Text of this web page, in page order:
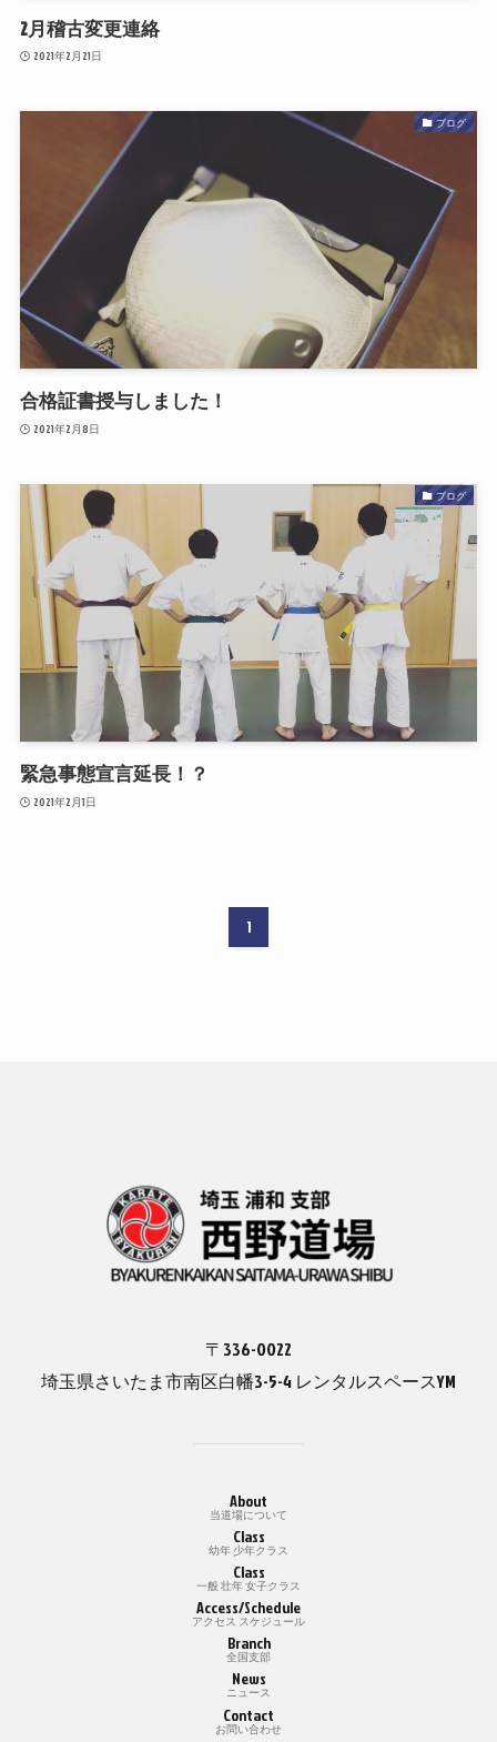
2月稽古変更連絡
2021年2月21日
ブログ
合格証書授与しました！
2021年2月8日
ブログ
緊急事態宣言延長！？
2021年2月1日
1
〒336-0022
埼玉県さいたま市南区白幡3-5-4 レンタルスペースYM
About
当道場について
Class
幼年 少年クラス
Class
一般 壮年 女子クラス
Access/Schedule
アクセス スケジュール
Branch
全国支部
News
ニュース
Contact
お問い合わせ